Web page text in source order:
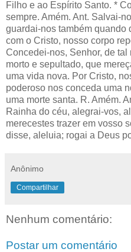
Anônimo
Compartilhar
Nenhum comentário:
Postar um comentário